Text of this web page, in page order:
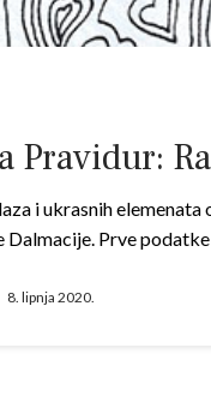
Pravidur:
i ukrasnih
Dalmacije. Prve
8. lipnja 2020.